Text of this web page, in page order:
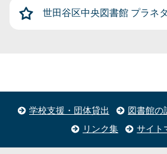
世田谷区中央図書館 プラネ
学校支援・団体貸出
図書館の
リンク集
サイト